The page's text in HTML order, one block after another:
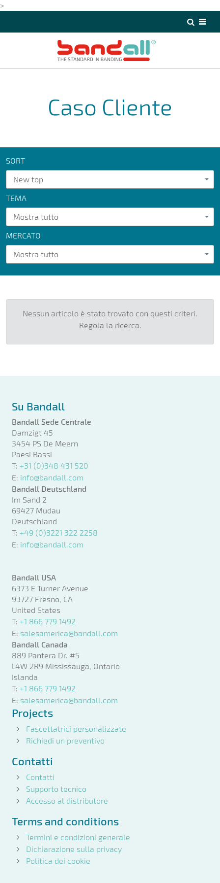
>
Caso Cliente
SORT
New top
TEMA
Mostra tutto
MERCATO
Mostra tutto
Nessun articolo è stato trovato con questi criteri.
Regola la ricerca.
Su Bandall
Bandall Sede Centrale
Damzigt 45
3454 PS De Meern
Paesi Bassi
T: +31 (0)348 431 520
E: info@bandall.com
Bandall Deutschland
Im Sand 2
69427 Mudau
Deutschland
T: +49 (0)3221 322 2258
E: info@bandall.com
Bandall USA
6373 E Turner Avenue
93727 Fresno, CA
United States
T: +1 866 779 1492
E: salesamerica@bandall.com
Bandall Canada
889 Pantera Dr. #5
L4W 2R9 Mississauga, Ontario
Islanda
T: +1 866 779 1492
E: salesamerica@bandall.com
Projects
Fascettatrici personalizzate
Richiedi un preventivo
Contatti
Contatti
Supporto tecnico
Accesso al distributore
Terms and conditions
Termini e condizioni generale
Dichiarazione sulla privacy
Politica dei cookie